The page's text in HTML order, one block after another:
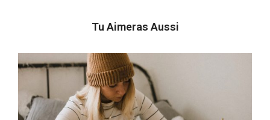
Tu Aimeras Aussi